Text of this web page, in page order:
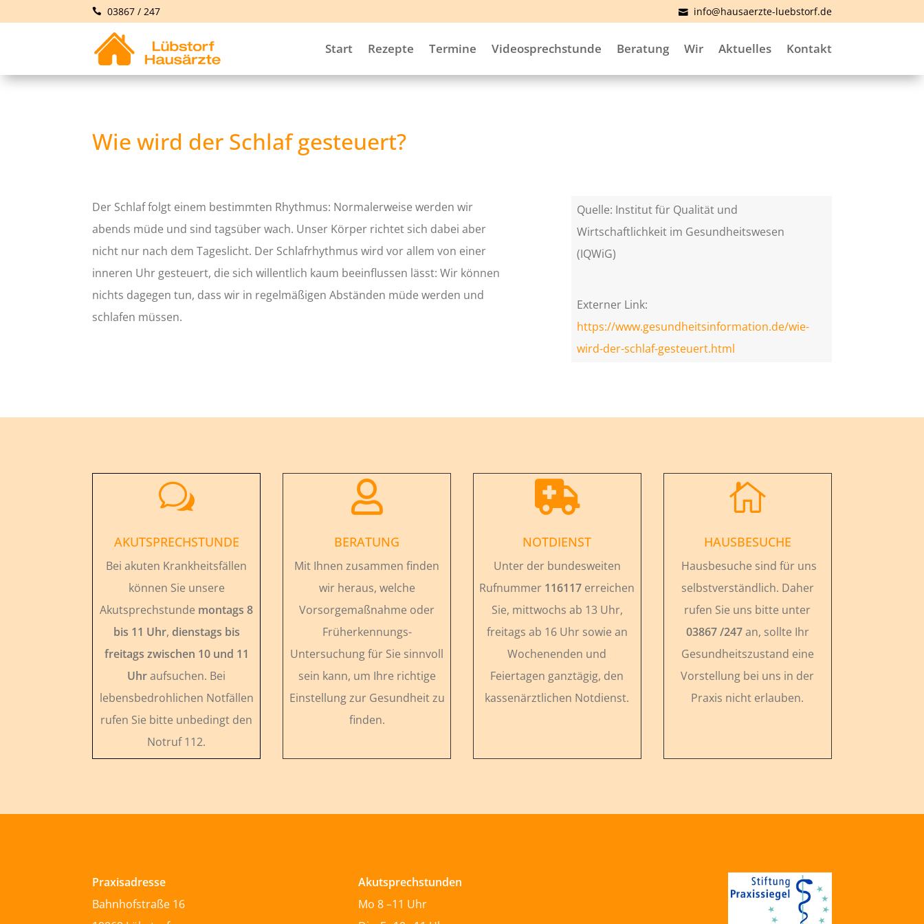
03867 / 247 info@hausaerzte-luebstorf.de
Start Rezepte Termine Videosprechstunde Beratung Wir Aktuelles Kontakt
Wie wird der Schlaf gesteuert?
Der Schlaf folgt einem bestimmten Rhythmus: Normalerweise werden wir
abends müde und sind tagsüber wach. Unser Körper richtet sich dabei aber
nicht nur nach dem Tageslicht. Der Schlafrhythmus wird vor allem von einer
inneren Uhr gesteuert, die sich willentlich kaum beeinflussen lässt: Wir können
nichts dagegen tun, dass wir in regelmäßigen Abständen müde werden und
schlafen müssen.
Quelle: Institut für Qualität und
Wirtschaftlichkeit im Gesundheitswesen
(IQWiG)
Externer Link:
https://www.gesundheitsinformation.de/wie-
wird-der-schlaf-gesteuert.html
w
AKUTSPRECHSTUNDE
Bei akuten Krankheitsfällen
können Sie unsere
Akutsprechstunde montags 8
bis 11 Uhr, dienstags bis
freitags zwischen 10 und 11
Uhraufsuchen. Bei
lebensbedrohlichen Notfällen
rufen Sie bitte unbedingt den
Notruf 112.

BERATUNG
Mit Ihnen zusammen finden
wir heraus, welche
Vorsorgemaßnahme oder
Früherkennungs-
Untersuchung für Sie sinnvoll
sein kann, um Ihre richtige
Einstellung zur Gesundheit zu
finden.

NOTDIENST
Unter der bundesweiten
Rufnummer 116117 erreichen
Sie, mittwochs ab 13 Uhr,
freitags ab 16 Uhr sowie an
Wochenenden und
Feiertagen ganztägig, den
kassenärztlichen Notdienst.

HAUSBESUCHE
Hausbesuche sind für uns
selbstverständlich. Daher
rufen Sie uns bitte unter
03867 /247an, sollte Ihr
Gesundheitszustand eine
Vorstellung bei uns in der
Praxis nicht erlauben.
Praxisadresse
Bahnhofstraße 16
Akutsprechstunden
Mo 8 –11 Uhr